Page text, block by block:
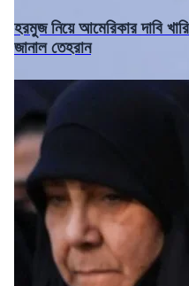
হরমুজ নিয়ে আমেরিকার দাবি
জানাল তেহরান